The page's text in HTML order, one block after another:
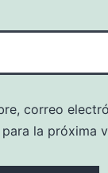
correo
la próxima